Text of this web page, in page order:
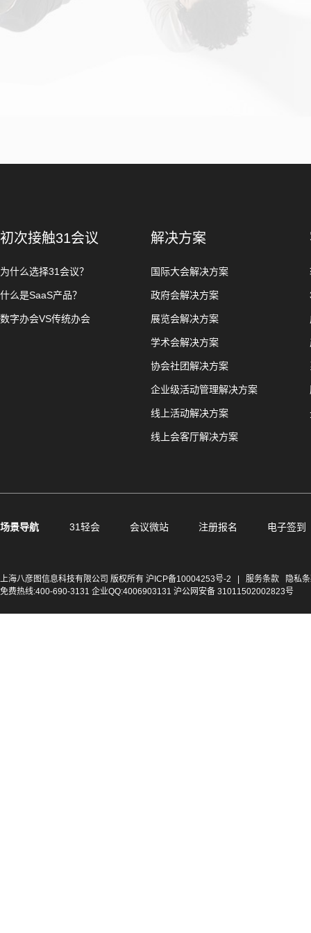
初次接触31会议
为什么选择31会议？
什么是SaaS产品？
数字办会VS传统办会
解决方案
国际大会解决方案
政府会解决方案
展览会解决方案
学术会解决方案
协会社团解决方案
企业级活动管理解决方案
线上活动解决方案
线上会客厅解决方案
场景导航 31轻会 会议微站 注册报名 电子签到
上海八彦图信息科技有限公司 版权所有 沪ICP备10004253号-2 服务条款
隐私
免费热线:400-690-3131 企业QQ:4006903131 沪公网安备 31011502002823号